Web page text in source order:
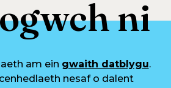
ni
am ein gwaith datblygu.
nesaf o dalent